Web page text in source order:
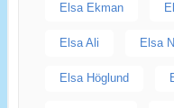
Elsa Ekman
Elsa Ali Elsa
Elsa Höglund